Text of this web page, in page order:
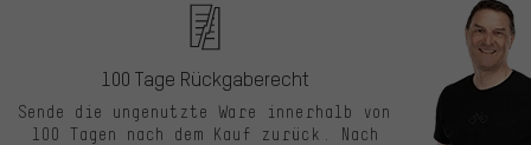
100 Tage Rückgaberecht
Sende die ungenutzte Ware innerhalb von
100 Tagen nach dem Kauf zurück. Nach